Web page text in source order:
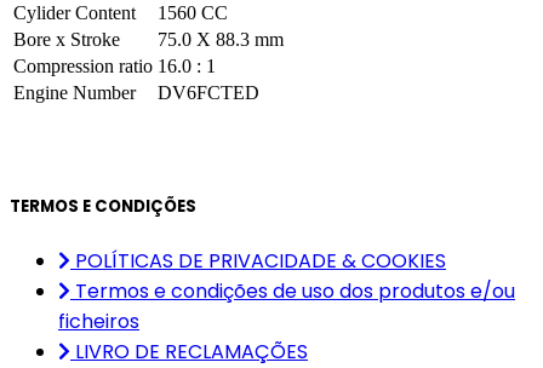
Cylider Content
1560 CC
Bore x Stroke
75.0 X 88.3 mm
Compression ratio 16.0 : 1
Engine Number
DV6FCTED
TERMOS E CONDIÇÕES
POLÍTICAS DE PRIVACIDADE & COOKIES
Termos e condições de uso dos produtos e/ou
ficheiros
LIVRO DE RECLAMAÇÕES